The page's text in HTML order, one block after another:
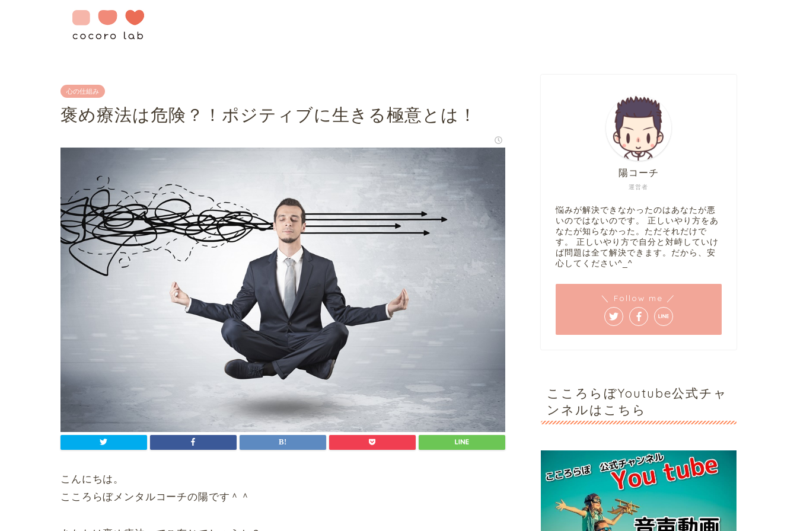
心の仕組み
褒め療法は危険？！ポジティブに生きる極意とは！
こんにちは。
こころらぼメンタルコーチの陽です＾＾
運営者
陽コーチ
悩みが解決できなかったのはあなたが悪
いのではないのです。 正しいやり方をあ
なたが知らなかった。ただそれだけで
す。 正しいやり方で自分と対峙していけ
ば問題は全て解決できます。だから、安
心してください^_^
＼ Follow me ／
こころらぼYoutube公式チャ
ンネルはこちら